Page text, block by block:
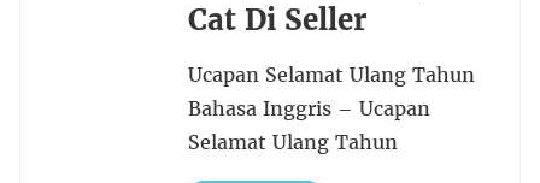
Cat Di Seller
Ucapan Selamat Ulang Tahun
Bahasa Inggris – Ucapan
Selamat Ulang Tahun